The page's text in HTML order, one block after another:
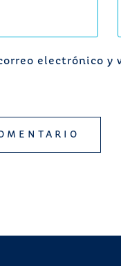
electrónico y